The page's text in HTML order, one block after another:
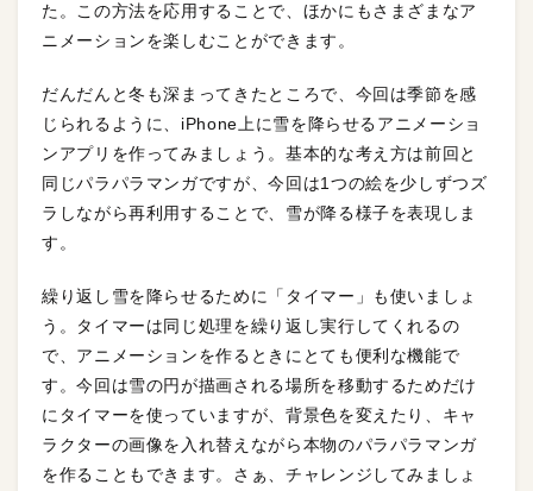
た。この方法を応用することで、ほかにもさまざまなア
ニメーションを楽しむことができます。
だんだんと冬も深まってきたところで、今回は季節を感
じられるように、iPhone上に雪を降らせるアニメーショ
ンアプリを作ってみましょう。基本的な考え方は前回と
同じパラパラマンガですが、今回は1つの絵を少しずつズ
ラしながら再利用することで、雪が降る様子を表現しま
す。
繰り返し雪を降らせるために「タイマー」も使いましょ
う。タイマーは同じ処理を繰り返し実行してくれるの
で、アニメーションを作るときにとても便利な機能で
す。今回は雪の円が描画される場所を移動するためだけ
にタイマーを使っていますが、背景色を変えたり、キャ
ラクターの画像を入れ替えながら本物のパラパラマンガ
を作ることもできます。さぁ、チャレンジしてみましょ